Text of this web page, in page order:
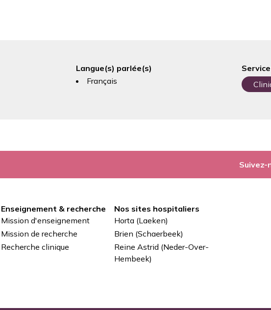
Langue(s) parlée(s)
Français
Suivez-
Enseignement & recherche
Mission d'enseignement
Mission de recherche
Recherche clinique
Nos sites hospitaliers
Horta (Laeken)
Brien (Schaerbeek)
Reine Astrid (Neder-Over-
Hembeek)